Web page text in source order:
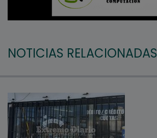
NOTICIAS RELACIONADAS